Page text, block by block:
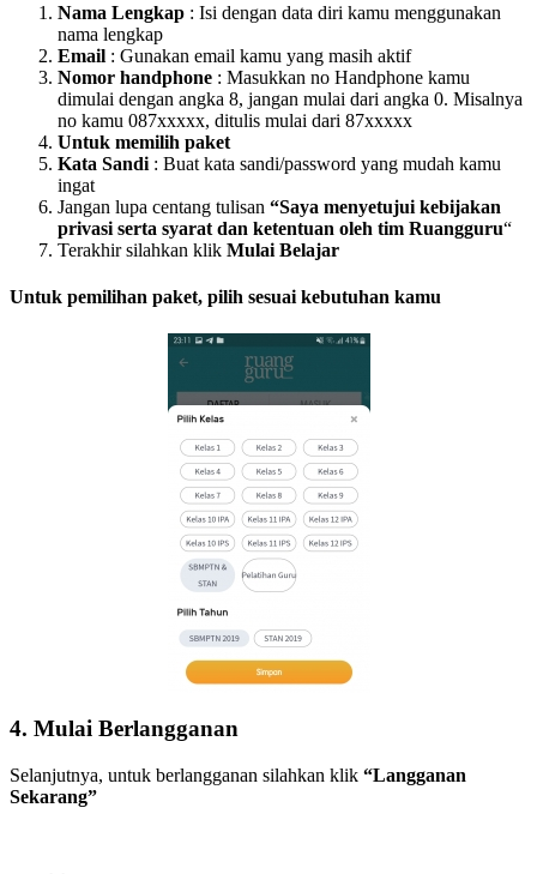
Nama Lengkap : Isi dengan data diri kamu menggunakan
nama lengkap
Email : Gunakan email kamu yang masih aktif
Nomor handphone : Masukkan no Handphone kamu
dimulai dengan angka 8, jangan mulai dari angka 0. Misalnya
no kamu 087xxxxx, ditulis mulai dari 87xxxxx
Untuk memilih paket
Kata Sandi : Buat kata sandi/password yang mudah kamu
ingat
Jangan lupa centang tulisan “Saya menyetujui kebijakan
privasi serta syarat dan ketentuan oleh tim Ruangguru“
Terakhir silahkan klik Mulai Belajar
Untuk pemilihan paket, pilih sesuai kebutuhan kamu
4. Mulai Berlangganan
Selanjutnya, untuk berlangganan silahkan klik “Langganan
Sekarang”